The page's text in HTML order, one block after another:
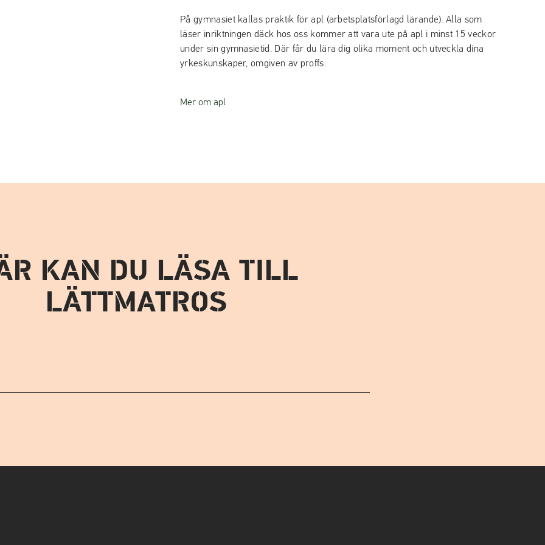
På gymnasiet kallas praktik för apl (arbetsplatsförlagd lärande). Alla som
läser inriktningen däck hos oss kommer att vara ute på apl i minst 15 veckor
under sin gymnasietid. Där får du lära dig olika moment och utveckla dina
yrkeskunskaper, omgiven av proffs.
Mer om apl
KAN DU LÄSA TILL
LÄTTMATROS